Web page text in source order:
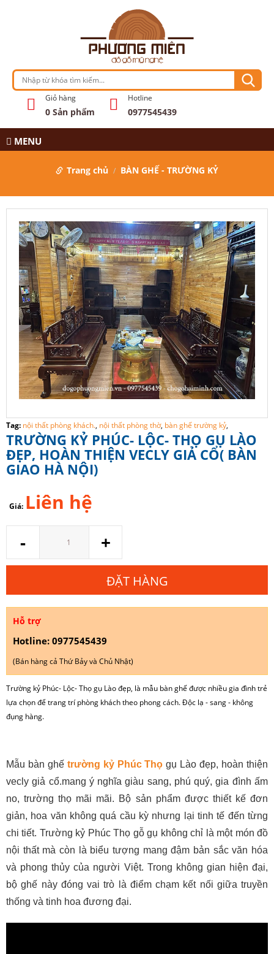
Giỏ hàng
0 Sản phẩm
Hotline
0977545439
MENU
Trang chủ BÀN GHẾ - TRƯỜNG KỶ
Tag: nội thất phòng khách., nội thất phòng thờ, bàn ghế trường kỷ,
TRƯỜNG KỶ PHÚC- LỘC- THỌ GỤ LÀO
ĐẸP, HOÀN THIỆN VECLY GIẢ CỔ( BÀN
GIAO HÀ NỘI)
Giá: Liên hệ
- +
ĐẶT HÀNG
Hỗ trợ
Hotline: 0977545439
(Bán hàng cả Thứ Bảy và Chủ Nhật)
Trường kỷ Phúc- Lộc- Thọ gụ Lào đẹp, là mẫu bàn ghế được nhiều gia đình trẻ
lựa chọn để trang trí phòng khách theo phong cách. Độc lạ - sang - không
đụng hàng.
Mẫu bàn ghếtrường kỷ Phúc Thọ gụ Lào đẹp, hoàn thiện
vecly giả cổ.mang ý nghĩa giàu sang, phú quý, gia đình ấm
no, trường thọ mãi mãi. Bộ sản phẩm được thiết kế đơn
giản, hoa văn không quá cầu kỳ nhưng lại tinh tế đến từng
chi tiết. Trường kỷ Phúc Thọ gỗ gụ không chỉ là một món đồ
nội thất mà còn là biểu tượng mang đậm bản sắc văn hóa
và phong thủy của người Việt. Trong không gian hiện đại,
bộ ghế này đóng vai trò là điểm chạm kết nối giữa truyền
thống và tinh hoa đương đại.